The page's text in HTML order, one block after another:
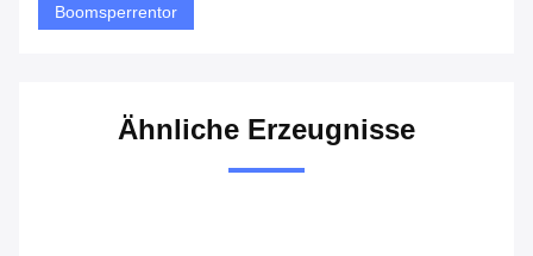
Boomsperrentor
Ähnliche Erzeugnisse